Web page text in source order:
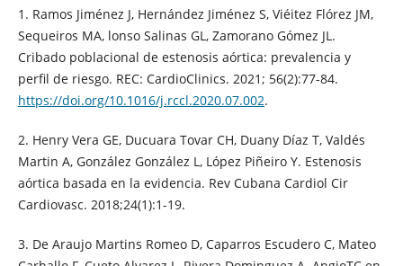
1. Ramos Jiménez J, Hernández Jiménez S, Viéitez Flórez JM,
Sequeiros MA, lonso Salinas GL, Zamorano Gómez JL.
Cribado poblacional de estenosis aórtica: prevalencia y
perfil de riesgo. REC: CardioClinics. 2021; 56(2):77-84.
https://doi.org/10.1016/j.rccl.2020.07.002.
2. Henry Vera GE, Ducuara Tovar CH, Duany Díaz T, Valdés
Martin A, González González L, López Piñeiro Y. Estenosis
aórtica basada en la evidencia. Rev Cubana Cardiol Cir
Cardiovasc. 2018;24(1):1-19.
3. De Araujo Martins Romeo D, Caparros Escudero C, Mateo